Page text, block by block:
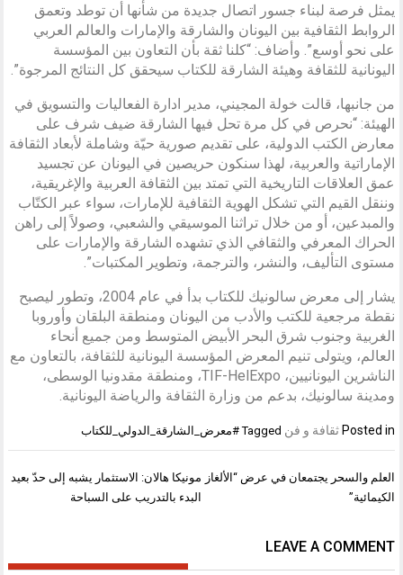
يمثل فرصة لبناء جسور ‏اتصال جديدة من شأنها أن توطد وتعمق
الروابط الثقافية بين اليونان والشارقة والإمارات والعالم العربي
على ‏نحو أوسع”. وأضاف: “كلنا ثقة بأن التعاون بين المؤسسة
اليونانية للثقافة وهيئة الشارقة للكتاب سيحقق كل ‏النتائج المرجوة”.‏
من جانبها، قالت خولة المجيني، مدير ادارة الفعاليات والتسويق في
الهيئة: “نحرص في كل مرة تحل فيها الشارقة ضيف شرف على
معارض الكتب الدولية، على تقديم صورية حيّة وشاملة لأبعاد الثقافة
الإماراتية والعربية، لهذا سنكون حريصين في اليونان عن تجسيد
عمق العلاقات التاريخية التي تمتد بين الثقافة العربية والإغريقية،
وننقل القيم التي تشكل الهوية الثقافية للإمارات، سواء عبر الكتّاب
والمبدعين، أو من خلال تراثنا الموسيقي والشعبي، وصولاً إلى راهن
الحراك المعرفي والثقافي الذي تشهده الشارقة والإمارات على
مستوى التأليف، والنشر، والترجمة، وتطوير المكتبات”.
يشار إلى معرض سالونيك للكتاب بدأ في عام 2004، وتطور ليصبح
نقطة مرجعية للكتب والأدب من اليونان ومنطقة البلقان وأوروبا
الغربية وجنوب شرق البحر الأبيض المتوسط ومن جميع أنحاء
العالم، ويتولى تنيم المعرض المؤسسة اليونانية للثقافة، بالتعاون مع
الناشرين اليونانيين، TIF-HelExpo، ومنطقة مقدونيا الوسطى،
ومدينة سالونيك، بدعم من وزارة الثقافة والرياضة اليونانية.
Posted in ثقافة و فن Tagged #معرض_الشارقة_الدولي_للكتاب
تصفّح
المقالات
مونيكا هالان: الاستثمار يشبه إلى حدّ بعيد
البدء بالتدريب على السباحة
العلم والسحر يجتمعان في عرض “الألغاز
الكيمائية”
LEAVE A COMMENT